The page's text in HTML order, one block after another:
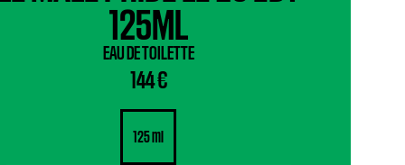
125ML
EAU DE TOILETTE
144 €
125 ml